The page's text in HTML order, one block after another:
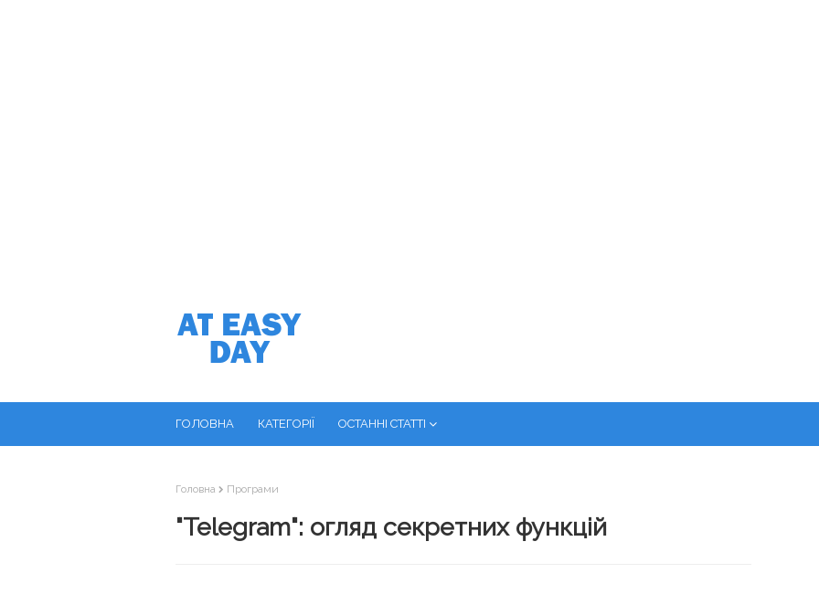
ГОЛОВНА КАТЕГОРІЇ ОСТАННІ СТАТТІ
Головна Програми
"Telegram": огляд секретних функцій